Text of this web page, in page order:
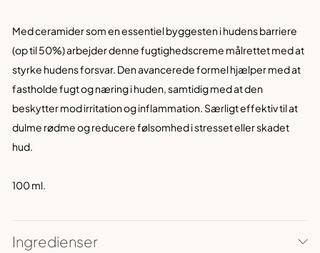
Med ceramider som en essentiel byggesten i hudens barriere
(op til 50%) arbejder denne fugtighedscreme målrettet med at
styrke hudens forsvar. Den avancerede formel hjælper med at
fastholde fugt og næring i huden, samtidig med at den
beskytter mod irritation og inflammation. Særligt effektiv til at
dulme rødme og reducere følsomhed i stresset eller skadet
hud.
100 ml.
Ingredienser